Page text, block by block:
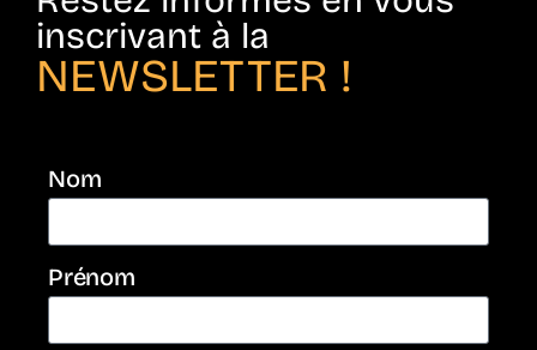
inscrivant à la
NEWSLETTER !
Nom
Prénom